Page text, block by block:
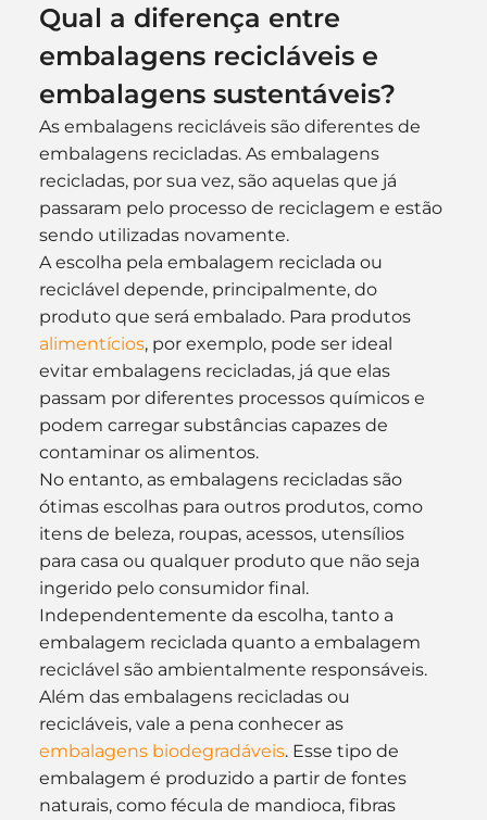
Qual a diferença entre
embalagens recicláveis e
embalagens sustentáveis?
As embalagens recicláveis são diferentes de
embalagens recicladas. As embalagens
recicladas, por sua vez, são aquelas que já
passaram pelo processo de reciclagem e estão
sendo utilizadas novamente.
A escolha pela embalagem reciclada ou
reciclável depende, principalmente, do
produto que será embalado. Para produtos
alimentícios, por exemplo, pode ser ideal
evitar embalagens recicladas, já que elas
passam por diferentes processos químicos e
podem carregar substâncias capazes de
contaminar os alimentos.
No entanto, as embalagens recicladas são
ótimas escolhas para outros produtos, como
itens de beleza, roupas, acessos, utensílios
para casa ou qualquer produto que não seja
ingerido pelo consumidor final.
Independentemente da escolha, tanto a
embalagem reciclada quanto a embalagem
reciclável são ambientalmente responsáveis.
Além das embalagens recicladas ou
recicláveis, vale a pena conhecer as
embalagens biodegradáveis. Esse tipo de
embalagem é produzido a partir de fontes
naturais, como fécula de mandioca, fibras